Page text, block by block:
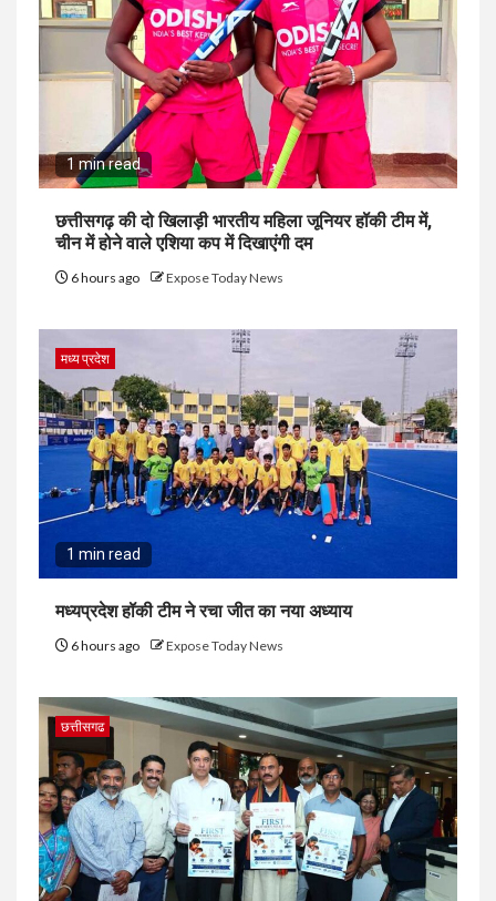
1 min read
छत्तीसगढ़ की दो खिलाड़ी भारतीय महिला जूनियर हॉकी टीम में,
चीन में होने वाले एशिया कप में दिखाएंगी दम
6 hours ago Expose Today News
मध्य प्रदेश
1 min read
मध्यप्रदेश हॉकी टीम ने रचा जीत का नया अध्याय
6 hours ago Expose Today News
छत्तीसगढ